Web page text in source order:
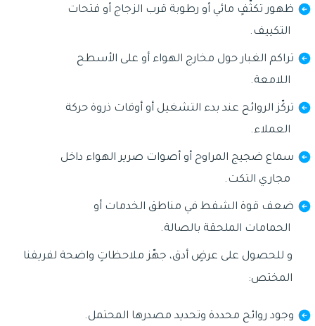
ظهور تكثّفٍ مائي أو رطوبة قرب الزجاج أو فتحات
التكييف.
تراكم الغبار حول مخارج الهواء أو على الأسطح
اللامعة.
تركّز الروائح عند بدء التشغيل أو أوقات ذروة حركة
العملاء.
سماع ضجيج المراوح أو أصوات صرير الهواء داخل
مجاري التكت.
ضعف قوة الشفط في مناطق الخدمات أو
الحمامات الملحقة بالصالة.
و للحصول على عرضٍ أدق، جهّز ملاحظاتٍ واضحة لفريقنا
المختص:
وجود روائح محددة وتحديد مصدرها المحتمل.